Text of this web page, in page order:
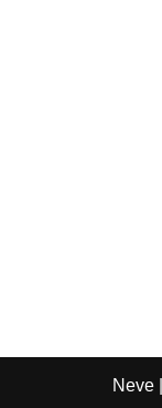
Neve